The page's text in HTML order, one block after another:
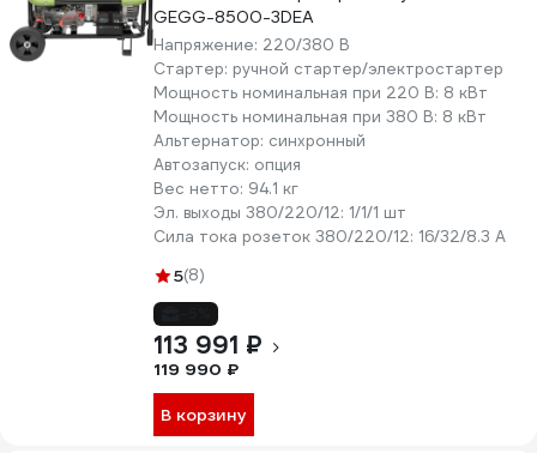
GEGG-8500-3DEA
Напряжение: 220/380 В
Стартер: ручной стартер/электростартер
Мощность номинальная при 220 В: 8 кВт
Мощность номинальная при 380 В: 8 кВт
Альтернатор: синхронный
Автозапуск: опция
Вес нетто: 94.1 кг
Эл. выходы 380/220/12: 1/1/1 шт
Сила тока розеток 380/220/12: 16/32/8.3 А
5(8)
113 991 ₽
119 990 ₽
В корзину